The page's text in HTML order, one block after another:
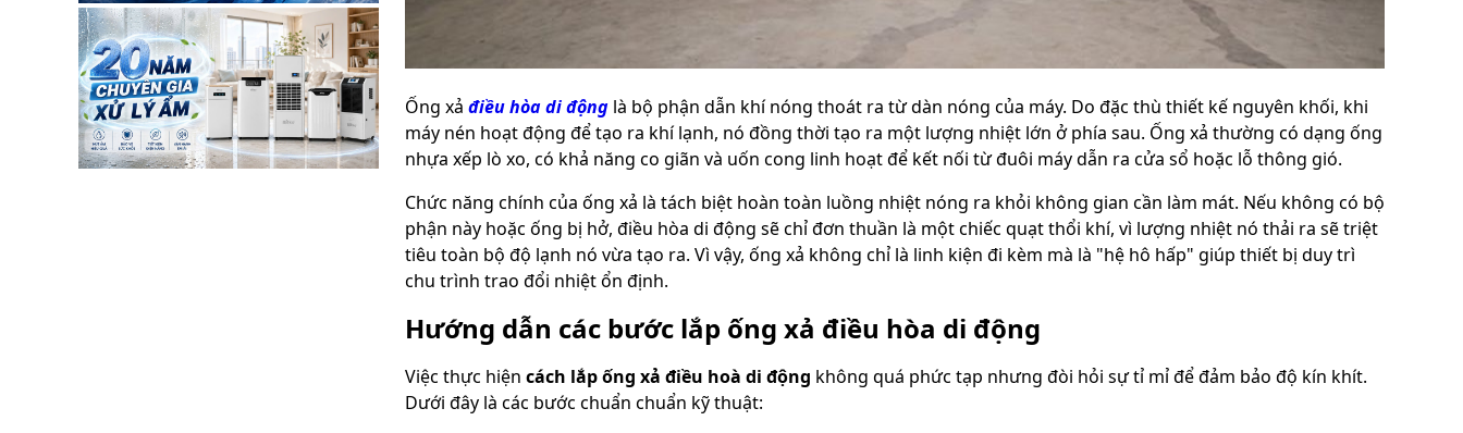
Ống xả điều hòa di động là bộ phận dẫn khí nóng thoát ra từ dàn nóng của máy. Do đặc thù thiết kế nguyên khối, khi
máy nén hoạt động để tạo ra khí lạnh, nó đồng thời tạo ra một lượng nhiệt lớn ở phía sau. Ống xả thường có dạng ống
nhựa xếp lò xo, có khả năng co giãn và uốn cong linh hoạt để kết nối từ đuôi máy dẫn ra cửa sổ hoặc lỗ thông gió.
Chức năng chính của ống xả là tách biệt hoàn toàn luồng nhiệt nóng ra khỏi không gian cần làm mát. Nếu không có bộ
phận này hoặc ống bị hở, điều hòa di động sẽ chỉ đơn thuần là một chiếc quạt thổi khí, vì lượng nhiệt nó thải ra sẽ triệt
tiêu toàn bộ độ lạnh nó vừa tạo ra. Vì vậy, ống xả không chỉ là linh kiện đi kèm mà là "hệ hô hấp" giúp thiết bị duy trì
chu trình trao đổi nhiệt ổn định.
Hướng dẫn các bước lắp ống xả điều hòa di động
Việc thực hiện cách lắp ống xả điều hoà di động không quá phức tạp nhưng đòi hỏi sự tỉ mỉ để đảm bảo độ kín khít.
Dưới đây là các bước chuẩn chuẩn kỹ thuật: